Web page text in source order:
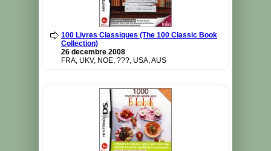
100 Livres Classiques (The 100 Classic Book
Collection)
26 decembre 2008
FRA, UKV, NOE, ???, USA, AUS